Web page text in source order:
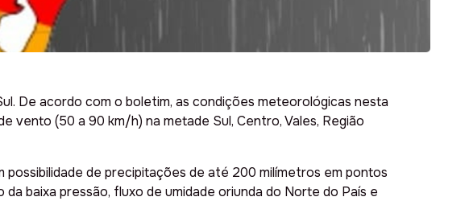
De acordo com o boletim, as condições meteorológicas nesta
vento (50 a 90 km/h) na metade Sul, Centro, Vales, Região
de precipitações de até 200 milímetros em pontos
baixa pressão, fluxo de umidade oriunda do Norte do País e